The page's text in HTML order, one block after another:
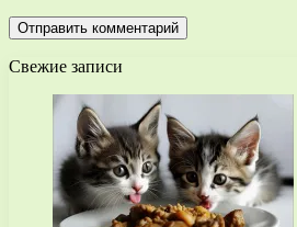
Свежие записи